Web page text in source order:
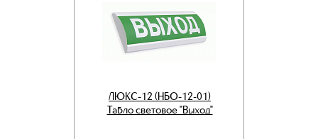
ЛЮКС-12 (НБО-12-01)
Табло световое "Выход"